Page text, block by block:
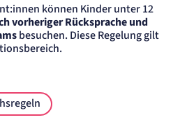
können Kinder unter 12
vorheriger Rücksprache und
besuchen. Diese Regelung gilt
Seitenanfragen bei.